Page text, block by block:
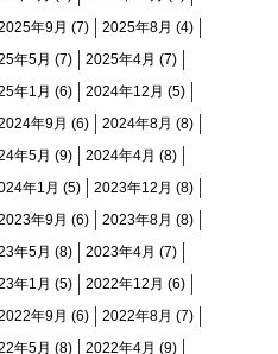
年9月 (7) 2025年8月 (4)
年5月 (7) 2025年4月 (7)
年1月 (6) 2024年12月 (5)
年9月 (6) 2024年8月 (8)
年5月 (9) 2024年4月 (8)
年1月 (5) 2023年12月 (8)
年9月 (6) 2023年8月 (8)
年5月 (8) 2023年4月 (7)
年1月 (5) 2022年12月 (6)
年9月 (6) 2022年8月 (7)
年5月 (8) 2022年4月 (9)